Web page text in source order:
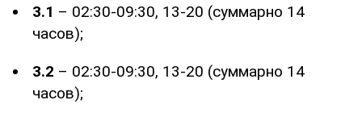
3.1 – 02:30-09:30, 13-20 (суммарно 14
часов);
3.2 – 02:30-09:30, 13-20 (суммарно 14
часов);